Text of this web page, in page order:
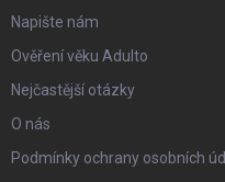
Napište nám
Ověření věku Adulto
Nejčastější otázky
O nás
Podmínky ochrany osobních